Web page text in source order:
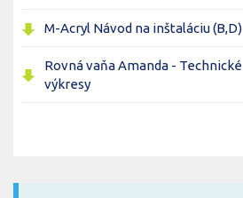
M-Acryl Návod na inštaláciu (B,D)
Rovná vaňa Amanda - Technické
výkresy